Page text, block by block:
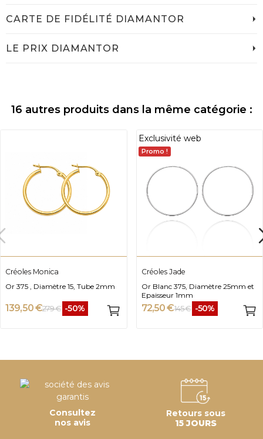
CARTE DE FIDÉLITÉ DIAMANTOR
LE PRIX DIAMANTOR
16 autres produits dans la même catégorie :
Créoles Monica
Or 375 , Diamètre 15, Tube 2mm
139,50 €279 € -50%
Exclusivité web
Promo !
Créoles Jade
Or Blanc 375, Diamètre 25mm et
Epaisseur 1mm
72,50 €145 € -50%
Consultez
nos avis
Retours sous
15 JOURS